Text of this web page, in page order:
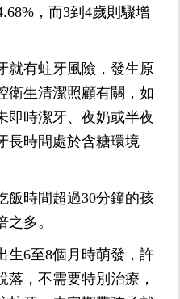
，而3到4歲則驟增
就有蛀牙風險，發生原
衛生清潔照顧有關，如
即時潔牙、夜奶或半夜
長時間處於含糖環境
飯時間超過30分鐘的孩
多。
生6至8個月時萌發，許
落，不需要特別治療，